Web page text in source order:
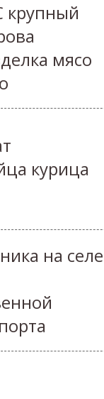
крупный
мясо
курица
на селе